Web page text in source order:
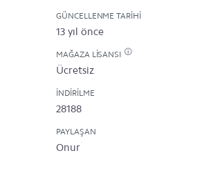
GÜNCELLENME TARIHI
13 yıl önce
MAĞAZA LISANSI
Ücretsiz
İNDIRILME
28188
PAYLAŞAN
Onur